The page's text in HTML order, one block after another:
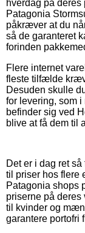
hverdag på
Patagonia
påkræver at du
så de garanteret
forinden
Flere internet
fleste tilfælde
Desuden skulle
for levering, som
befinder sig ved
blive at få dem til
Det er i dag ret
til priser hos flere
Patagonia shops
priserne på
til kvinder og
garantere portofri